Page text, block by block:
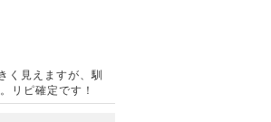
く見えますが、馴
リピ確定です！